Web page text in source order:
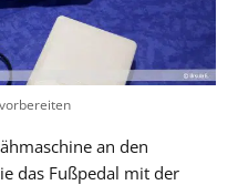
an den
das Fußpedal mit der